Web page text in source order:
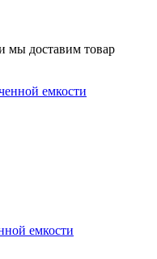
мы доставим товар
емкости